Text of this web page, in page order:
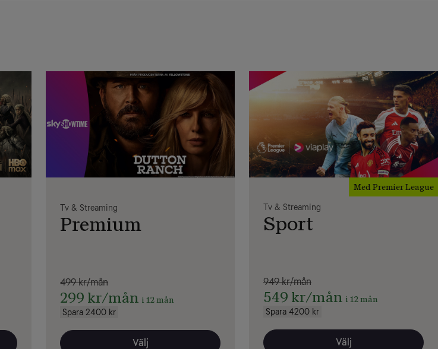
Tv & Streaming
Premium
499 kr/mån
299 kr/mån i 12 mån
Spara 2400 kr
Välj
Med Premier League
Tv & Streaming
Sport
949 kr/mån
549 kr/mån i 12 mån
Spara 4200 kr
Välj